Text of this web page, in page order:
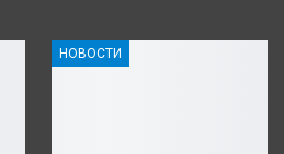
НОВОСТИ